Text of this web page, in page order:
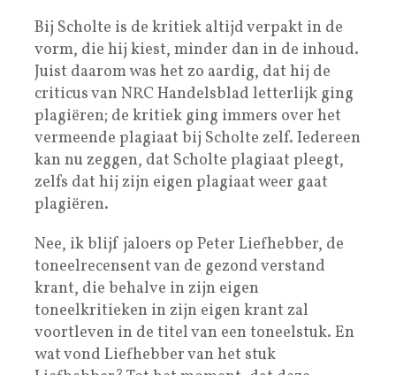
Bij Scholte is de kritiek altijd verpakt in de
vorm, die hij kiest, minder dan in de inhoud.
Juist daarom was het zo aardig, dat hij de
criticus van NRC Handelsblad letterlijk ging
plagiëren; de kritiek ging immers over het
vermeende plagiaat bij Scholte zelf. Iedereen
kan nu zeggen, dat Scholte plagiaat pleegt,
zelfs dat hij zijn eigen plagiaat weer gaat
plagiëren.
Nee, ik blijf jaloers op Peter Liefhebber, de
toneelrecensent van de gezond verstand
krant, die behalve in zijn eigen
toneelkritieken in zijn eigen krant zal
voortleven in de titel van een toneelstuk. En
wat vond Liefhebber van het stuk